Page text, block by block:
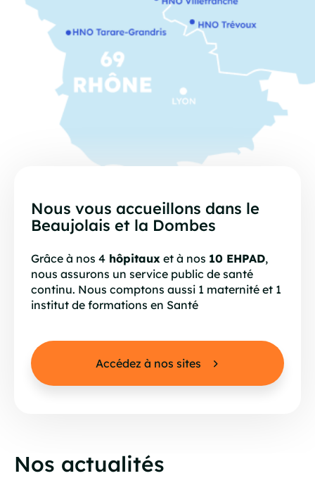
Nous vous accueillons dans le
Beaujolais et la Dombes
Grâce à nos 4 hôpitaux et à nos 10 EHPAD,
nous assurons un service public de santé
continu. Nous comptons aussi 1 maternité et 1
institut de formations en Santé
Accédez à nos sites
Nos actualités